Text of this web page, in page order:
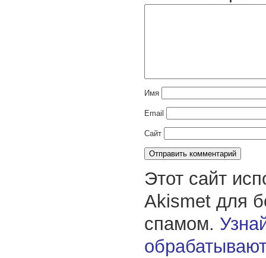
Имя
Email
Сайт
Этот сайт
Akismet для
спамом.